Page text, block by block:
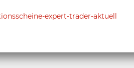
expert-trader-aktuell